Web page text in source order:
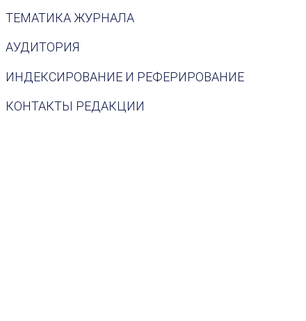
ТЕМАТИКА ЖУРНАЛА
АУДИТОРИЯ
ИНДЕКСИРОВАНИЕ И РЕФЕРИРОВАНИЕ
КОНТАКТЫ РЕДАКЦИИ